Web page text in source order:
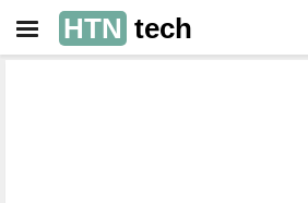
HTN tech